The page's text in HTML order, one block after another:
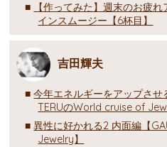
【作ってみた】週末のお疲
インスムージー【6杯目】
吉田輝夫
今年エネルギーをアップさせ
TERUのWorld cruise of
異性に好かれる2 内面編【
Jewelry】